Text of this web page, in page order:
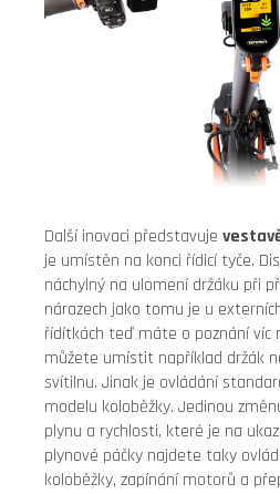
Další inovaci představuje
je umístěn na konci řídicí tyče.
náchylný na ulomení držáku při
nárazech jako tomu je u
řídítkách teď máte o poznání víc
můžete umístit například držák
svítilnu. Jinak je ovládání
modelu koloběžky. Jedinou
plynu a rychlosti, které je na
plynové páčky najdete taky
koloběžky, zapínání motorů a